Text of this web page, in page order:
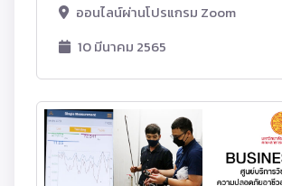
ออนไลน์ผ่านโปรแกรม Zoom
10 มีนาคม 2565